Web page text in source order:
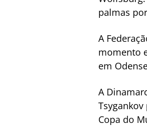
palmas
A
momento
em
A
Copa do